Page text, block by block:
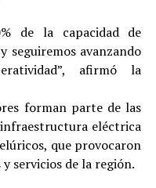
de la capacidad de
seguiremos avanzando
afirmó la
forman parte de las
eléctrica
que provocaron
servicios de la región.